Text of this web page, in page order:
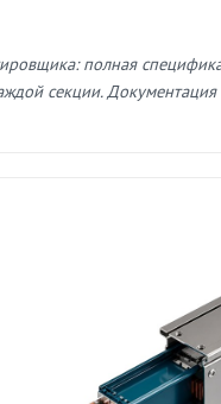
полная
секции. Документация